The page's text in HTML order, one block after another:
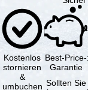
Kostenlos
stornieren
&
umbuchen
Best-Price-
Garantie
Sollten Sie